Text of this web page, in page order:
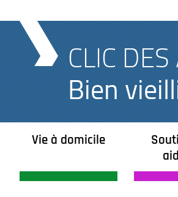
CLIC
Bien
Vie à domicile